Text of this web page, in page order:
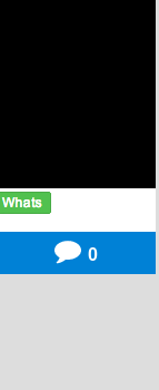
0